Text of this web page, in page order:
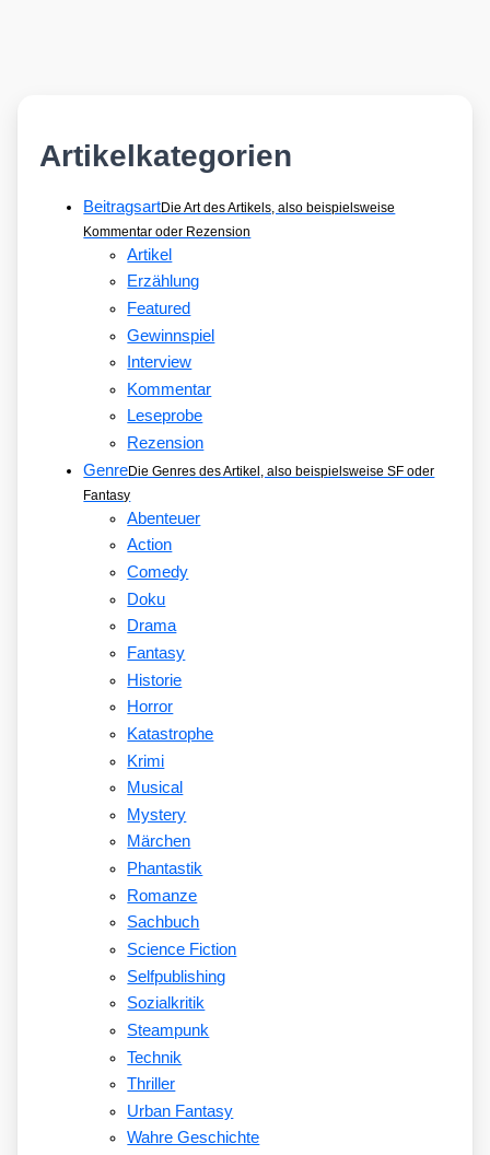
Artikelkategorien
BeitragsartDie Art des Artikels, also beispielsweise
Kommentar oder Rezension
Artikel
Erzählung
Featured
Gewinnspiel
Interview
Kommentar
Leseprobe
Rezension
GenreDie Genres des Artikel, also beispielsweise SF oder
Fantasy
Abenteuer
Action
Comedy
Doku
Drama
Fantasy
Historie
Horror
Katastrophe
Krimi
Musical
Mystery
Märchen
Phantastik
Romanze
Sachbuch
Science Fiction
Selfpublishing
Sozialkritik
Steampunk
Technik
Thriller
Urban Fantasy
Wahre Geschichte